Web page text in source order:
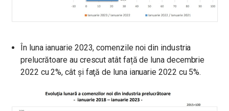
În luna ianuarie 2023, comenzile noi din industria
prelucrătoare au crescut atât față de luna decembrie
2022 cu 2%, cât și faţă de luna ianuarie 2022 cu 5%.